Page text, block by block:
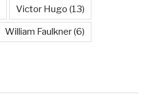
Victor Hugo (13)
William Faulkner(6)